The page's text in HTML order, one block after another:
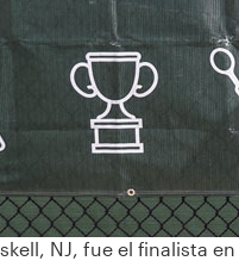
NJ, fue el finalista